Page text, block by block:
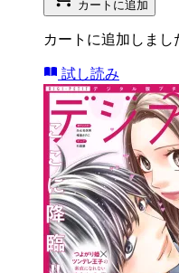
カートに追加
カートに追加しまし
試し読み